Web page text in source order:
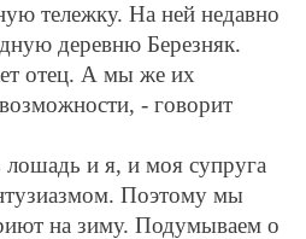
тележку. На ней недавно
деревню Березняк.
отец. А мы же их
- говорит
и я, и моя супруга
Поэтому мы
на зиму. Подумываем о